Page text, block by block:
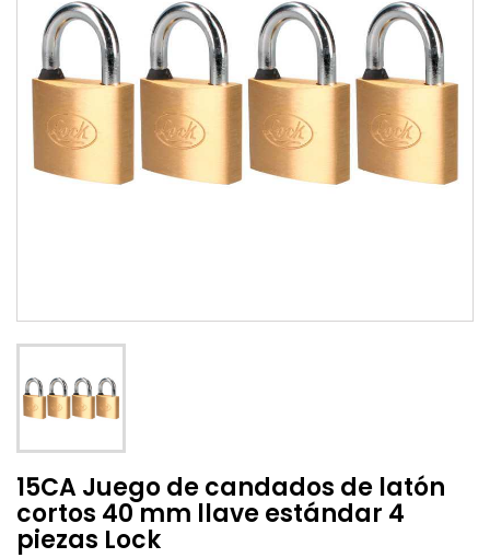
15CA Juego de candados de latón
cortos 40 mm llave estándar 4
piezas Lock